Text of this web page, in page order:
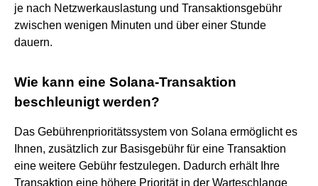
je nach Netzwerkauslastung und Transaktionsgebühr
zwischen wenigen Minuten und über einer Stunde
dauern.
Wie kann eine Solana-Transaktion
beschleunigt werden?
Das Gebührenprioritätssystem von Solana ermöglicht es
Ihnen, zusätzlich zur Basisgebühr für eine Transaktion
eine weitere Gebühr festzulegen. Dadurch erhält Ihre
Transaktion eine höhere Priorität in der Warteschlange